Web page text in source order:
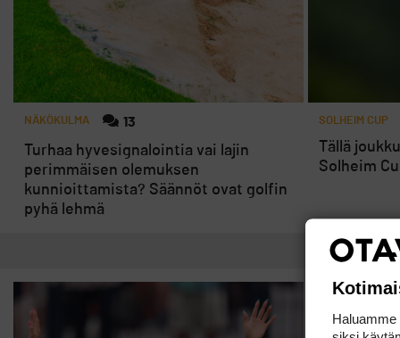
NÄKÖKULMA 13
Turhaa hyvesignalointia vai lajin
perimmäisen olemuksen
kunnioittamista? Säännöt ovat golfin
pyhä lehmä
SOLHEIM CUP
Tällä
Solheim
Haluamme